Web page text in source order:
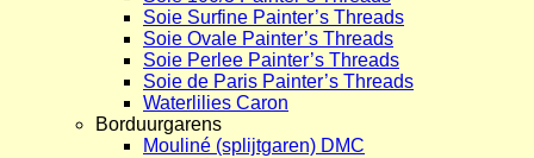
Soie Surfine Painter’s Threads
Soie Ovale Painter’s Threads
Soie Perlee Painter’s Threads
Soie de Paris Painter’s Threads
Waterlilies Caron
Borduurgarens
Mouliné (splijtgaren) DMC